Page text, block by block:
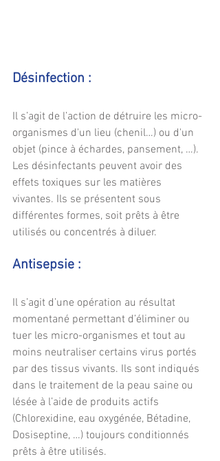
Désinfection :
Il s’agit de l’action de détruire les micro-
organismes d'un lieu (chenil…) ou d'un
objet (pince à échardes, pansement, …).
Les désinfectants peuvent avoir des
effets toxiques sur les matières
vivantes. Ils se présentent sous
différentes formes, soit prêts à être
utilisés ou concentrés à diluer.
Antisepsie :
Il s’agit d’une opération au résultat
momentané permettant d’éliminer ou
tuer les micro-organismes et tout au
moins neutraliser certains virus portés
par des tissus vivants. Ils sont indiqués
dans le traitement de la peau saine ou
lésée à l’aide de produits actifs
(Chlorexidine, eau oxygénée, Bétadine,
Dosiseptine, …) toujours conditionnés
prêts à être utilisés.